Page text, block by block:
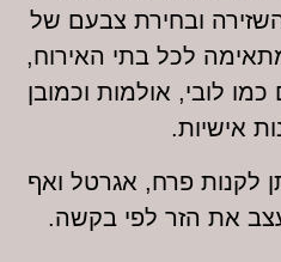
צבעם של
בתי האירוח,
אולמות וכמובן
פרח, אגרטל ואף
לפי בקשה.